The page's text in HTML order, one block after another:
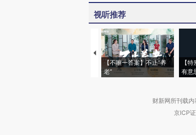
视听推荐
【不唯一答案】不止“养
老”
【
有意
财新网所刊载
京ICP